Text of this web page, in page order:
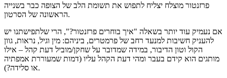
פרזנטור מוצלח יצליח לתפוש את תשומת הלב של הצופה כבר בשנייה
הראשונה של הסרטון.
אם נעמיק עוד יותר בשאלה "איך בוחרים פרזנטור?", הרי שלתפישתנו יש
להעניק חשיבות למנעד רחב של פרמטרים, ביניהם: מין וגיל, נראות, גוון
הקול וטון הדיבור, במידה שמדובר על שחקן/מוביל דעת קהל – אילו
מותגים הוא קידם בעבר ומהי דעת הקהל עליו (דמות שמעוררת אמפתיה
או סלידה?).